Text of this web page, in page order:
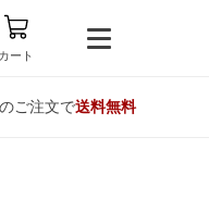
カート
ご注文で送料無料